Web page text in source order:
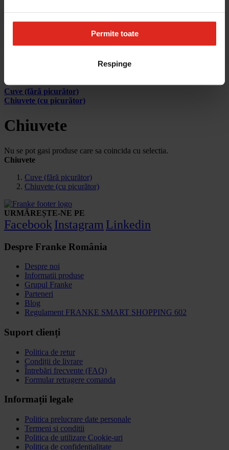
Permite toate
Respinge
Parteneri
Contact
Cuve (fără picurător)
Chiuvete (cu picurător)
Chiuvete
Nu se pot gasi produse care sa coincida cu selectia.
Chiuvete
Cuve (fără picurător)
Chiuvete (cu picurător)
URMĂREȘTE-NE PE
Facebook Instagram Linkedin
Despre Franke România
Despre noi
Informatii produse
Grupul Franke
Parteneri
Blog
Regulament FRANKE SMART SHOPPING 602
Suport clienți
Politica de retur
Condiții de livrare
Întrebări frecvente (FAQ)
Formular retragere comanda
Informații legale
Politica prelucrare date personale
Termeni si conditii
Politica de utilizare Cookie-uri
Politica de confidențialitate